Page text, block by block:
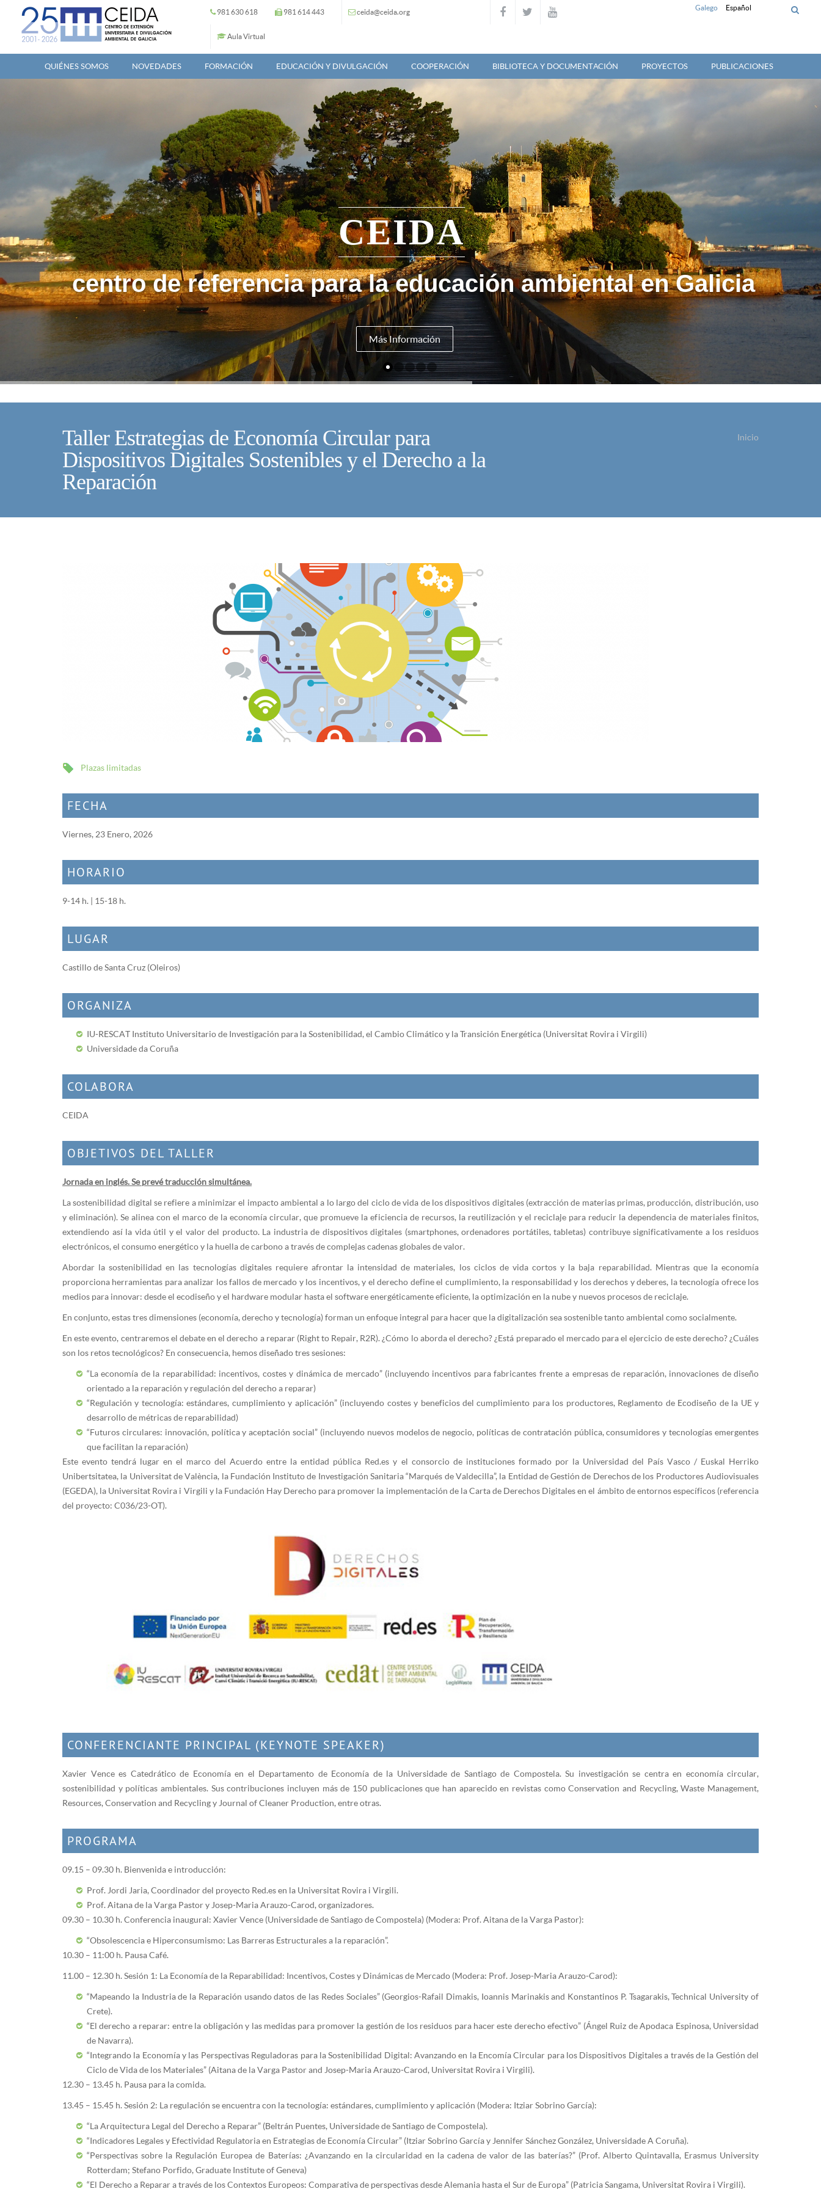
Pasar al contenido principal 981 630 618 981 614 443 ceida@ceida.org
Aula Virtual
Galego Español
QUIÉNES SOMOS NOVEDADES FORMACIÓN EDUCACIÓN Y DIVULGACIÓN COOPERACIÓN BIBLIOTECA Y DOCUMENTACIÓN PROYECTOS PUBLICACIONES
CEIDA
Más Información
centro de referencia para la educación ambiental en Galicia
Taller Estrategias de Economía Circular para
Dispositivos Digitales Sostenibles y el Derecho a la
Reparación
Inicio
Plazas limitadas
FECHA
Viernes, 23 Enero, 2026
HORARIO
9-14 h. | 15-18 h.
LUGAR
Castillo de Santa Cruz (Oleiros)
ORGANIZA
IU-RESCAT Instituto Universitario de Investigación para la Sostenibilidad, el Cambio Climático y la Transición Energética (Universitat Rovira i Virgili)
Universidade da Coruña
COLABORA
CEIDA
OBJETIVOS DEL TALLER
Jornada en inglés. Se prevé traducción simultánea.
La sostenibilidad digital se refiere a minimizar el impacto ambiental a lo largo del ciclo de vida de los dispositivos digitales (extracción de materias primas, producción, distribución, uso
y eliminación). Se alinea con el marco de la economía circular, que promueve la eficiencia de recursos, la reutilización y el reciclaje para reducir la dependencia de materiales finitos,
extendiendo así la vida útil y el valor del producto. La industria de dispositivos digitales (smartphones, ordenadores portátiles, tabletas) contribuye significativamente a los residuos
electrónicos, el consumo energético y la huella de carbono a través de complejas cadenas globales de valor.
Abordar la sostenibilidad en las tecnologías digitales requiere afrontar la intensidad de materiales, los ciclos de vida cortos y la baja reparabilidad. Mientras que la economía
proporciona herramientas para analizar los fallos de mercado y los incentivos, y el derecho define el cumplimiento, la responsabilidad y los derechos y deberes, la tecnología ofrece los
medios para innovar: desde el ecodiseño y el hardware modular hasta el software energéticamente eficiente, la optimización en la nube y nuevos procesos de reciclaje.
En conjunto, estas tres dimensiones (economía, derecho y tecnología) forman un enfoque integral para hacer que la digitalización sea sostenible tanto ambiental como socialmente.
En este evento, centraremos el debate en el derecho a reparar (Right to Repair, R2R). ¿Cómo lo aborda el derecho? ¿Está preparado el mercado para el ejercicio de este derecho? ¿Cuáles
son los retos tecnológicos? En consecuencia, hemos diseñado tres sesiones:
“La economía de la reparabilidad: incentivos, costes y dinámica de mercado” (incluyendo incentivos para fabricantes frente a empresas de reparación, innovaciones de diseño
orientado a la reparación y regulación del derecho a reparar)
“Regulación y tecnología: estándares, cumplimiento y aplicación” (incluyendo costes y beneficios del cumplimiento para los productores, Reglamento de Ecodiseño de la UE y
desarrollo de métricas de reparabilidad)
“Futuros circulares: innovación, política y aceptación social” (incluyendo nuevos modelos de negocio, políticas de contratación pública, consumidores y tecnologías emergentes
que facilitan la reparación)
Este evento tendrá lugar en el marco del Acuerdo entre la entidad pública Red.es y el consorcio de instituciones formado por la Universidad del País Vasco / Euskal Herriko
Unibertsitatea, la Universitat de València, la Fundación Instituto de Investigación Sanitaria “Marqués de Valdecilla”, la Entidad de Gestión de Derechos de los Productores Audiovisuales
(EGEDA), la Universitat Rovira i Virgili y la Fundación Hay Derecho para promover la implementación de la Carta de Derechos Digitales en el ámbito de entornos específicos (referencia
del proyecto: C036/23-OT).
CONFERENCIANTE PRINCIPAL (KEYNOTE SPEAKER)
Xavier Vence es Catedrático de Economía en el Departamento de Economía de la Universidade de Santiago de Compostela. Su investigación se centra en economía circular,
sostenibilidad y políticas ambientales. Sus contribuciones incluyen más de 150 publicaciones que han aparecido en revistas como Conservation and Recycling, Waste Management,
Resources, Conservation and Recycling y Journal of Cleaner Production, entre otras.
PROGRAMA
09.15 – 09.30 h. Bienvenida e introducción:
Prof. Jordi Jaria, Coordinador del proyecto Red.es en la Universitat Rovira i Virgili.
Prof. Aitana de la Varga Pastor y Josep-Maria Arauzo-Carod, organizadores.
09.30 – 10.30 h. Conferencia inaugural: Xavier Vence (Universidade de Santiago de Compostela) (Modera: Prof. Aitana de la Varga Pastor):
“Obsolescencia e Hiperconsumismo: Las Barreras Estructurales a la reparación”.
10.30 – 11:00 h. Pausa Café.
11.00 – 12.30 h. Sesión 1: La Economía de la Reparabilidad: Incentivos, Costes y Dinámicas de Mercado (Modera: Prof. Josep-Maria Arauzo-Carod):
“Mapeando la Industria de la Reparación usando datos de las Redes Sociales” (Georgios-Rafail Dimakis, Ioannis Marinakis and Konstantinos P. Tsagarakis, Technical University of
Crete).
“El derecho a reparar: entre la obligación y las medidas para promover la gestión de los residuos para hacer este derecho efectivo” (Ángel Ruiz de Apodaca Espinosa, Universidad
de Navarra).
“Integrando la Economía y las Perspectivas Reguladoras para la Sostenibilidad Digital: Avanzando en la Encomía Circular para los Dispositivos Digitales a través de la Gestión del
Ciclo de Vida de los Materiales” (Aitana de la Varga Pastor and Josep-Maria Arauzo-Carod, Universitat Rovira i Virgili).
12.30 – 13.45 h. Pausa para la comida.
13.45 – 15.45 h. Sesión 2: La regulación se encuentra con la tecnología: estándares, cumplimiento y aplicación (Modera: Itziar Sobrino García):
“La Arquitectura Legal del Derecho a Reparar” (Beltrán Puentes, Universidade de Santiago de Compostela).
“Indicadores Legales y Efectividad Regulatoria en Estrategias de Economía Circular” (Itziar Sobrino García y Jennifer Sánchez González, Universidade A Coruña).
“Perspectivas sobre la Regulación Europea de Baterías: ¿Avanzando en la circularidad en la cadena de valor de las baterías?” (Prof. Alberto Quintavalla, Erasmus University
Rotterdam; Stefano Porfido, Graduate Institute of Geneva)
“El Derecho a Reparar a través de los Contextos Europeos: Comparativa de perspectivas desde Alemania hasta el Sur de Europa” (Patricia Sangama, Universitat Rovira i Virgili).